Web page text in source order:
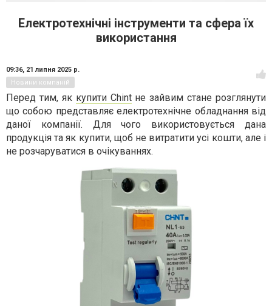
Електротехнічні інструменти та сфера їх
використання
09:36, 21 липня 2025 р.
Новини компаній
Перед тим, як купити Chintне зайвим стане розглянути
що собою представляє електротехнічне обладнання від
даної компанії. Для чого використовується дана
продукція та як купити, щоб не витратити усі кошти, але і
не розчаруватися в очікуваннях.